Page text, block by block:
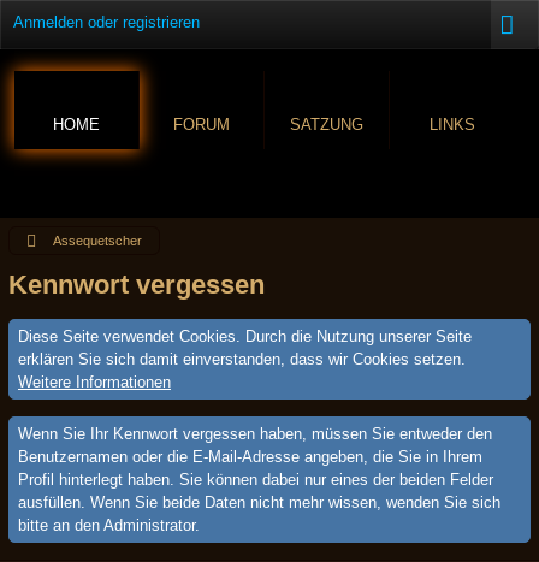
Anmelden oder registrieren
HOME FORUM SATZUNG LINKS
Assequetscher
Kennwort vergessen
Diese Seite verwendet Cookies. Durch die Nutzung unserer Seite
erklären Sie sich damit einverstanden, dass wir Cookies setzen.
Weitere Informationen
Wenn Sie Ihr Kennwort vergessen haben, müssen Sie entweder den
Benutzernamen oder die E-Mail-Adresse angeben, die Sie in Ihrem
Profil hinterlegt haben. Sie können dabei nur eines der beiden Felder
ausfüllen. Wenn Sie beide Daten nicht mehr wissen, wenden Sie sich
bitte an den Administrator.